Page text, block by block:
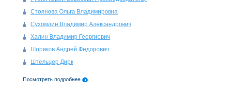
Стоянова Ольга Владимировна
Сухомлин Владимир Александрович
Халин Владимир Георгиевич
Шориков Андрей Федорович
Штельцер Дирк
Посмотреть подробнее